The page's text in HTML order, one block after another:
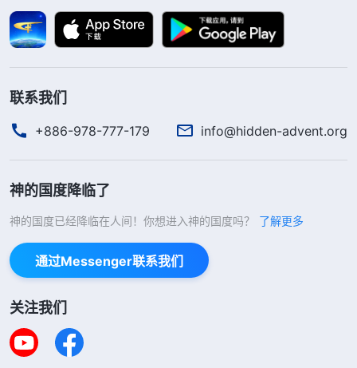
志跟随神走到底！
在外逃亡这段期间，因着长期担惊受怕，东躲西
藏，身体得不到调养和治疗，我的糖尿病恶化，出现
了多种并发症。因着不敢出示身份证到正规的医院去
看病，只能到药店去测测血糖，买点药或吃点偏方来
汗，眼睛看什么都模糊。我担心这样下去我的并发症
会越来越多，万一发展成尿毒症可咋办啊？痛苦中，
我就来到神的面前向神祷告：“神啊，面临共产党的
追捕还有病痛的折磨，我心里很痛苦，害怕自己病情
加重，愿你加给我信心。”之后，我看到神的话说：
“在经历试炼的同时，不管人软弱也好或者里面消极
也好，对神的心意不明白或对实行的路不太透亮，这
联系我们
+886-978-777-179 info@hidden-advent.org
神的国度降临了
神的国度已经降临在人间！你想进入神的国度吗？ 了解更多
通过Messenger联系我们
关注我们